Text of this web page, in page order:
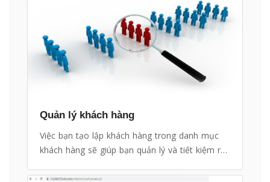
Quản lý khách hàng
Việc bạn tạo lập khách hàng trong danh mục
khách hàng sẽ giúp bạn quản lý và tiết kiệm rất
như: Tạo lập hóa đơn, gửi email,...Khi đã có